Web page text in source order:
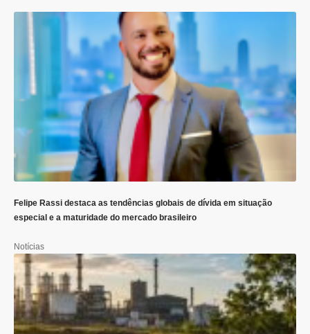
Felipe Rassi destaca as tendências globais de dívida em situação
especial e a maturidade do mercado brasileiro
Notícias